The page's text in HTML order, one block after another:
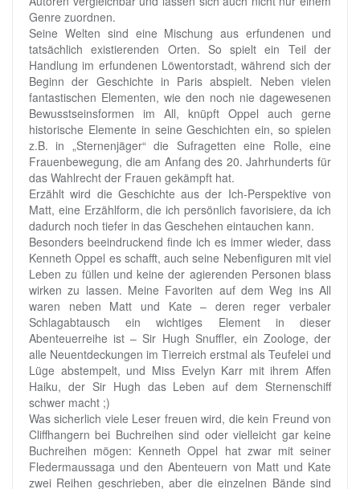
Genre zuordnen.
Seine Welten sind eine Mischung aus erfundenen und
tatsächlich existierenden Orten. So spielt ein Teil der
Handlung im erfundenen Löwentorstadt, während sich der
Beginn der Geschichte in Paris abspielt. Neben vielen
fantastischen Elementen, wie den noch nie dagewesenen
Bewusstseinsformen im All, knüpft Oppel auch gerne
historische Elemente in seine Geschichten ein, so spielen
z.B. in „Sternenjäger“ die Sufragetten eine Rolle, eine
Frauenbewegung, die am Anfang des 20. Jahrhunderts für
das Wahlrecht der Frauen gekämpft hat.
Erzählt wird die Geschichte aus der Ich-Perspektive von
Matt, eine Erzählform, die ich persönlich favorisiere, da ich
dadurch noch tiefer in das Geschehen eintauchen kann.
Besonders beeindruckend finde ich es immer wieder, dass
Kenneth Oppel es schafft, auch seine Nebenfiguren mit viel
Leben zu füllen und keine der agierenden Personen blass
wirken zu lassen. Meine Favoriten auf dem Weg ins All
waren neben Matt und Kate – deren reger verbaler
Schlagabtausch ein wichtiges Element in dieser
Abenteuerreihe ist – Sir Hugh Snuffler, ein Zoologe, der
alle Neuentdeckungen im Tierreich erstmal als Teufelei und
Lüge abstempelt, und Miss Evelyn Karr mit ihrem Affen
Haiku, der Sir Hugh das Leben auf dem Sternenschiff
schwer macht ;)
Was sicherlich viele Leser freuen wird, die kein Freund von
Cliffhangern bei Buchreihen sind oder vielleicht gar keine
Buchreihen mögen: Kenneth Oppel hat zwar mit seiner
Fledermaussaga und den Abenteuern von Matt und Kate
zwei Reihen geschrieben, aber die einzelnen Bände sind